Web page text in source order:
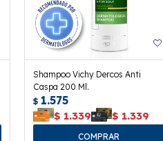
Shampoo Vichy Dercos Anti
Caspa 200 Ml.
$ 1.575
$ 1.339 $ 1.339